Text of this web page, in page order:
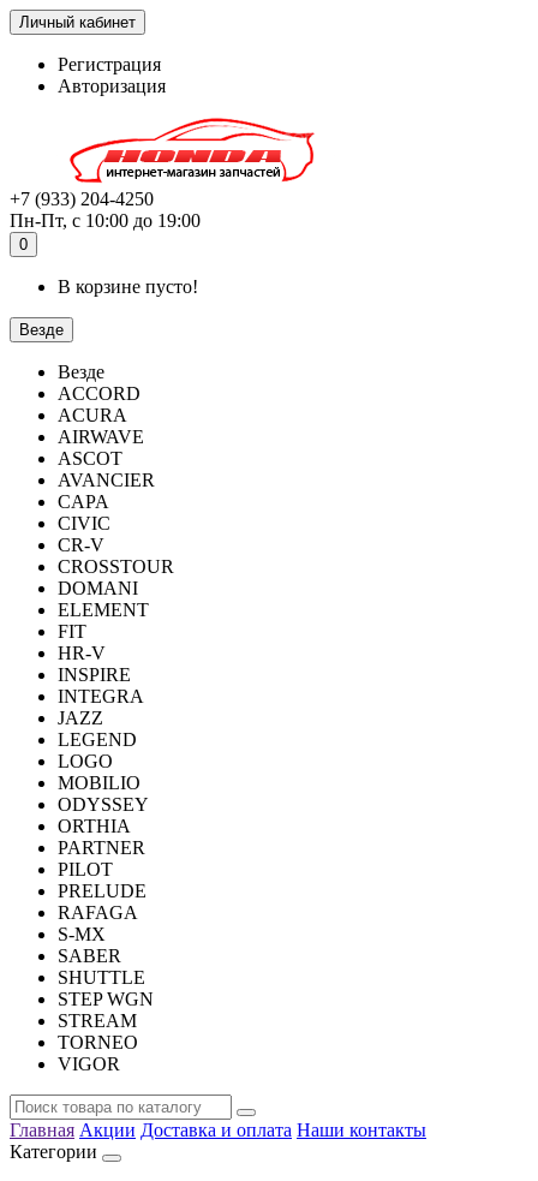
Личный кабинет
Регистрация
Авторизация
+7 (933) 204-4250
Пн-Пт, с 10:00 до 19:00
0
В корзине пусто!
Везде
Везде
ACCORD
ACURA
AIRWAVE
ASCOT
AVANCIER
CAPA
CIVIC
CR-V
CROSSTOUR
DOMANI
ELEMENT
FIT
HR-V
INSPIRE
INTEGRA
JAZZ
LEGEND
LOGO
MOBILIO
ODYSSEY
ORTHIA
PARTNER
PILOT
PRELUDE
RAFAGA
S-MX
SABER
SHUTTLE
STEP WGN
STREAM
TORNEO
VIGOR
Главная Акции Доставка и оплата Наши контакты
Категории